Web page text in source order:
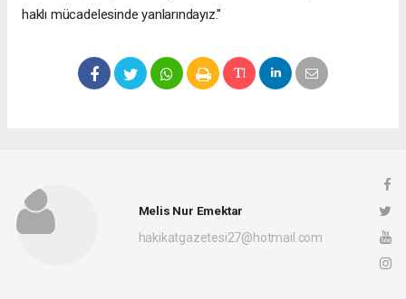
haklı mücadelesinde yanlarındayız."
Melis Nur Emektar
hakikatgazetesi27@hotmail.com